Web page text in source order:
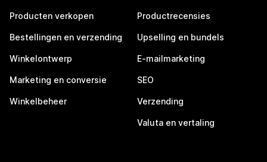
Producten verkopen
Bestellingen en verzending
Winkelontwerp
Marketing en conversie
Winkelbeheer
Productrecensies
Upselling en bundels
E-mailmarketing
SEO
Verzending
Valuta en vertaling